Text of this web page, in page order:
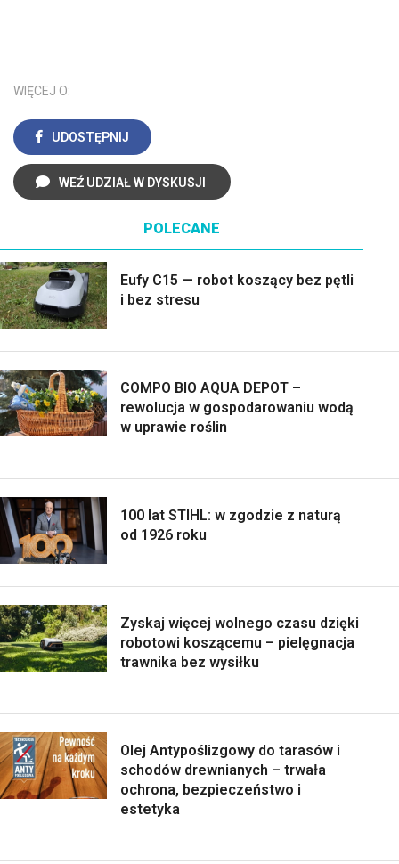
WIĘCEJ O:
UDOSTĘPNIJ
WEŹ UDZIAŁ W DYSKUSJI
POLECANE
Eufy C15 — robot koszący bez pętli
i bez stresu
COMPO BIO AQUA DEPOT –
rewolucja w gospodarowaniu wodą
w uprawie roślin
100 lat STIHL: w zgodzie z naturą
od 1926 roku
Zyskaj więcej wolnego czasu dzięki
robotowi koszącemu – pielęgnacja
trawnika bez wysiłku
Olej Antypoślizgowy do tarasów i
schodów drewnianych – trwała
ochrona, bezpieczeństwo i
estetyka